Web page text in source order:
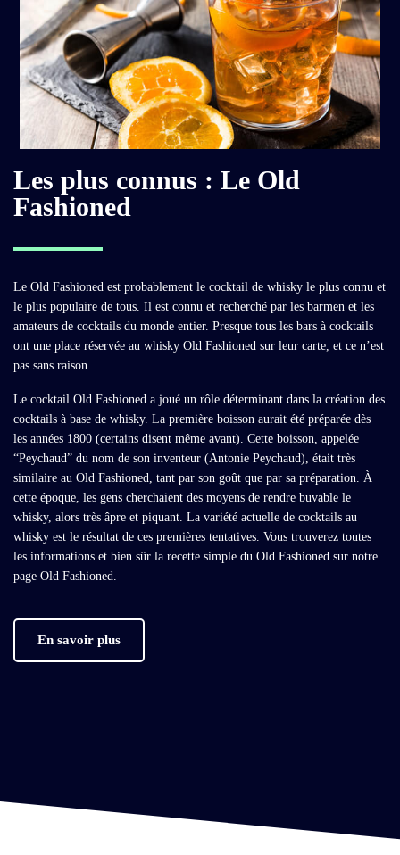
Les plus connus : Le Old
Fashioned
Le Old Fashioned est probablement le cocktail de whisky le plus connu et
le plus populaire de tous. Il est connu et recherché par les barmen et les
amateurs de cocktails du monde entier. Presque tous les bars à cocktails
ont une place réservée au whisky Old Fashioned sur leur carte, et ce n’est
pas sans raison.
Le cocktail Old Fashioned a joué un rôle déterminant dans la création des
cocktails à base de whisky. La première boisson aurait été préparée dès
les années 1800 (certains disent même avant). Cette boisson, appelée
“Peychaud” du nom de son inventeur (Antonie Peychaud), était très
similaire au Old Fashioned, tant par son goût que par sa préparation. À
cette époque, les gens cherchaient des moyens de rendre buvable le
whisky, alors très âpre et piquant. La variété actuelle de cocktails au
whisky est le résultat de ces premières tentatives. Vous trouverez toutes
les informations et bien sûr la recette simple du Old Fashioned sur notre
page Old Fashioned.
En savoir plus